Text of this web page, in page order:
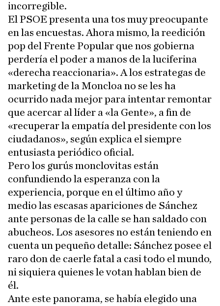
incorregible.
El PSOE presenta una tos muy preocupante
en las encuestas. Ahora mismo, la reedición
pop del Frente Popular que nos gobierna
perdería el poder a manos de la luciferina
«derecha reaccionaria». A los estrategas de
marketing de la Moncloa no se les ha
ocurrido nada mejor para intentar remontar
que acercar al líder a «la Gente», a fin de
«recuperar la empatía del presidente con los
ciudadanos», según explica el siempre
entusiasta periódico oficial.
Pero los gurús monclovitas están
confundiendo la esperanza con la
experiencia, porque en el último año y
medio las escasas apariciones de Sánchez
ante personas de la calle se han saldado con
abucheos. Los asesores no están teniendo en
cuenta un pequeño detalle: Sánchez posee el
raro don de caerle fatal a casi todo el mundo,
ni siquiera quienes le votan hablan bien de
él.
Ante este panorama, se había elegido una